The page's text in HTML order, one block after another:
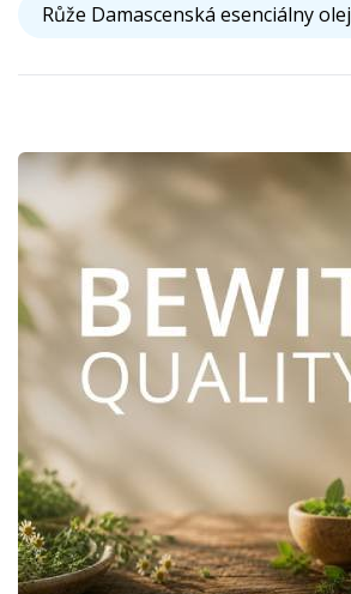
Růže Damascenská esenciálny olej